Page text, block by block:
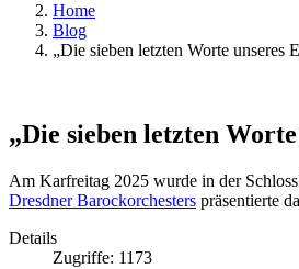
Home
Blog
„Die sieben letzten Worte unseres
„Die sieben letzten
Am Karfreitag 2025 wurde in der
Dresdner Barockorchesters präsentierte
Details
Zugriffe: 1173